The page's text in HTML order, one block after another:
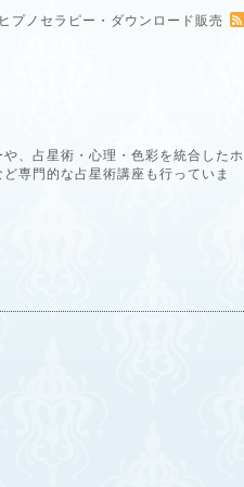
ノセラピー・ダウンロード販売
、占星術・心理・色彩を統合したホ
専門的な占星術講座も行っていま